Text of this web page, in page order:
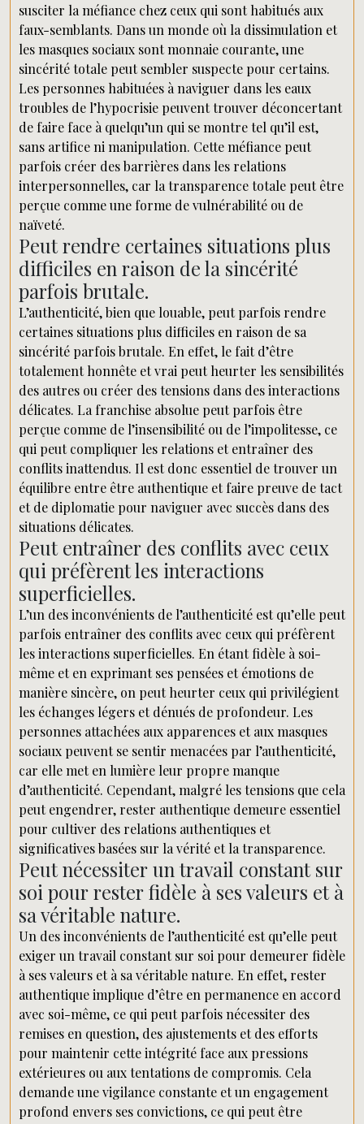
susciter la méfiance chez ceux qui sont habitués aux
faux-semblants. Dans un monde où la dissimulation et
les masques sociaux sont monnaie courante, une
sincérité totale peut sembler suspecte pour certains.
Les personnes habituées à naviguer dans les eaux
troubles de l’hypocrisie peuvent trouver déconcertant
de faire face à quelqu’un qui se montre tel qu’il est,
sans artifice ni manipulation. Cette méfiance peut
parfois créer des barrières dans les relations
interpersonnelles, car la transparence totale peut être
perçue comme une forme de vulnérabilité ou de
naïveté.
Peut rendre certaines situations plus
difficiles en raison de la sincérité
parfois brutale.
L’authenticité, bien que louable, peut parfois rendre
certaines situations plus difficiles en raison de sa
sincérité parfois brutale. En effet, le fait d’être
totalement honnête et vrai peut heurter les sensibilités
des autres ou créer des tensions dans des interactions
délicates. La franchise absolue peut parfois être
perçue comme de l’insensibilité ou de l’impolitesse, ce
qui peut compliquer les relations et entraîner des
conflits inattendus. Il est donc essentiel de trouver un
équilibre entre être authentique et faire preuve de tact
et de diplomatie pour naviguer avec succès dans des
situations délicates.
Peut entraîner des conflits avec ceux
qui préfèrent les interactions
superficielles.
L’un des inconvénients de l’authenticité est qu’elle peut
parfois entraîner des conflits avec ceux qui préfèrent
les interactions superficielles. En étant fidèle à soi-
même et en exprimant ses pensées et émotions de
manière sincère, on peut heurter ceux qui privilégient
les échanges légers et dénués de profondeur. Les
personnes attachées aux apparences et aux masques
sociaux peuvent se sentir menacées par l’authenticité,
car elle met en lumière leur propre manque
d’authenticité. Cependant, malgré les tensions que cela
peut engendrer, rester authentique demeure essentiel
pour cultiver des relations authentiques et
significatives basées sur la vérité et la transparence.
Peut nécessiter un travail constant sur
soi pour rester fidèle à ses valeurs et à
sa véritable nature.
Un des inconvénients de l’authenticité est qu’elle peut
exiger un travail constant sur soi pour demeurer fidèle
à ses valeurs et à sa véritable nature. En effet, rester
authentique implique d’être en permanence en accord
avec soi-même, ce qui peut parfois nécessiter des
remises en question, des ajustements et des efforts
pour maintenir cette intégrité face aux pressions
extérieures ou aux tentations de compromis. Cela
demande une vigilance constante et un engagement
profond envers ses convictions, ce qui peut être